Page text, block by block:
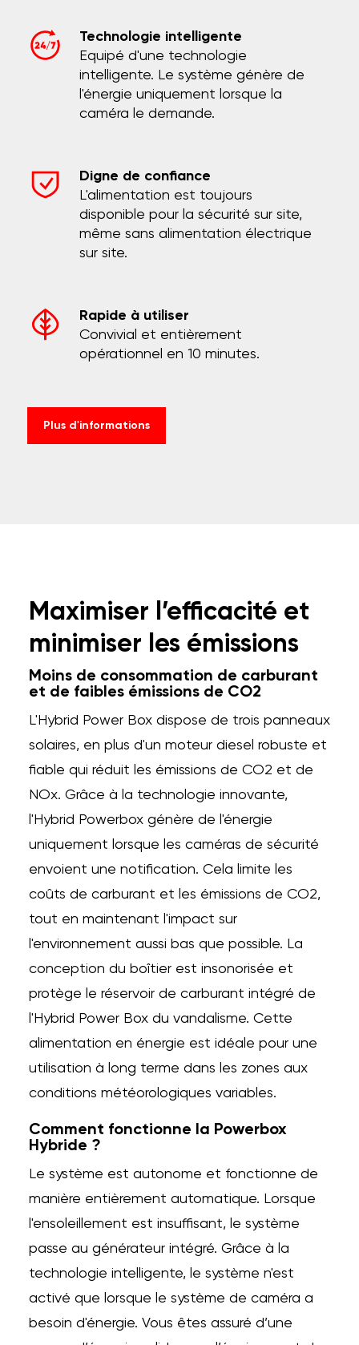
Technologie intelligente
Equipé d'une technologie
intelligente. Le système génère de
l'énergie uniquement lorsque la
caméra le demande.
Digne de confiance
L'alimentation est toujours
disponible pour la sécurité sur site,
même sans alimentation électrique
sur site.
Rapide à utiliser
Convivial et entièrement
opérationnel en 10 minutes.
Plus d'informations
Maximiser l’efficacité et
minimiser les émissions
Moins de consommation de carburant
et de faibles émissions de CO2
L'Hybrid Power Box dispose de trois panneaux
solaires, en plus d'un moteur diesel robuste et
fiable qui réduit les émissions de CO2 et de
NOx. Grâce à la technologie innovante,
l'Hybrid Powerbox génère de l'énergie
uniquement lorsque les caméras de sécurité
envoient une notification. Cela limite les
coûts de carburant et les émissions de CO2,
tout en maintenant l'impact sur
l'environnement aussi bas que possible. La
conception du boîtier est insonorisée et
protège le réservoir de carburant intégré de
l'Hybrid Power Box du vandalisme. Cette
alimentation en énergie est idéale pour une
utilisation à long terme dans les zones aux
conditions météorologiques variables.
Comment fonctionne la Powerbox
Hybride ?
Le système est autonome et fonctionne de
manière entièrement automatique. Lorsque
l'ensoleillement est insuffisant, le système
passe au générateur intégré. Grâce à la
technologie intelligente, le système n'est
activé que lorsque le système de caméra a
besoin d'énergie. Vous êtes assuré d’une